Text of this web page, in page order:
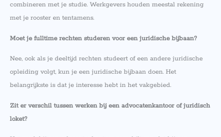
combineren met je studie. Werkgevers houden meestal rekening
met je rooster en tentamens.
Moet je fulltime rechten studeren voor een juridische bijbaan?
Nee, ook als je deeltijd rechten studeert of een andere juridische
opleiding volgt, kun je een juridische bijbaan doen. Het
belangrijkste is dat je interesse hebt in het vakgebied.
Zit er verschil tussen werken bij een advocatenkantoor of juridisch
loket?